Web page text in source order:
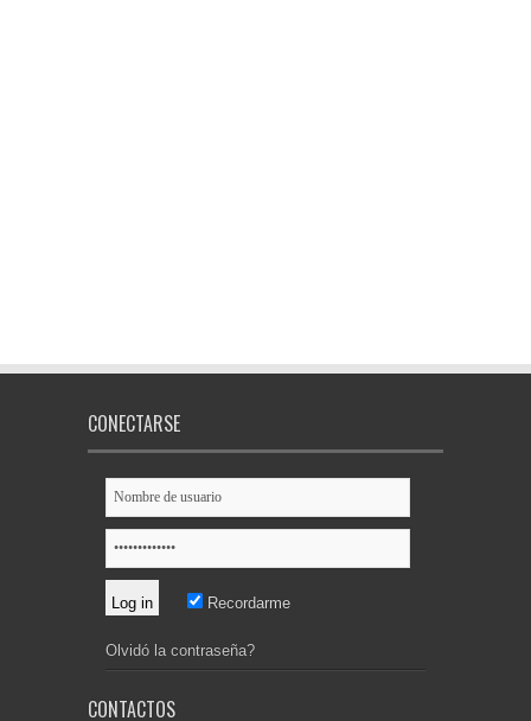
CONECTARSE
Recordarme
Olvidó la contraseña?
CONTACTOS